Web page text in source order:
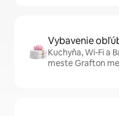
Vybavenie
Kuchyňa, Wi-Fi a
meste Grafton